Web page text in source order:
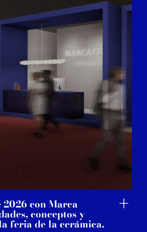
2026 con Marca
conceptos y
feria de la cerámica.